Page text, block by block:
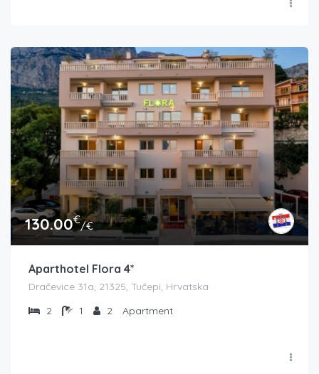
130.00€/€
Aparthotel Flora 4*
Dračevice 31a, 21325, Tučepi, Hrvatska
2
1 2 Apartment